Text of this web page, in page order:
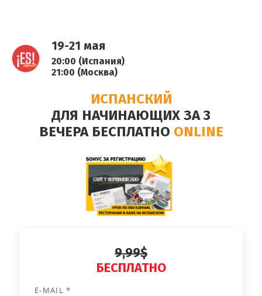
19-21 мая
20:00 (Испания)
21:00 (Москва)
ИСПАНСКИЙ
ДЛЯ
НАЧИНАЮЩИХ ЗА 3
ВЕЧЕРА БЕСПЛАТНО ONLINE
9,99$
БЕСПЛАТНО
E-MAIL *